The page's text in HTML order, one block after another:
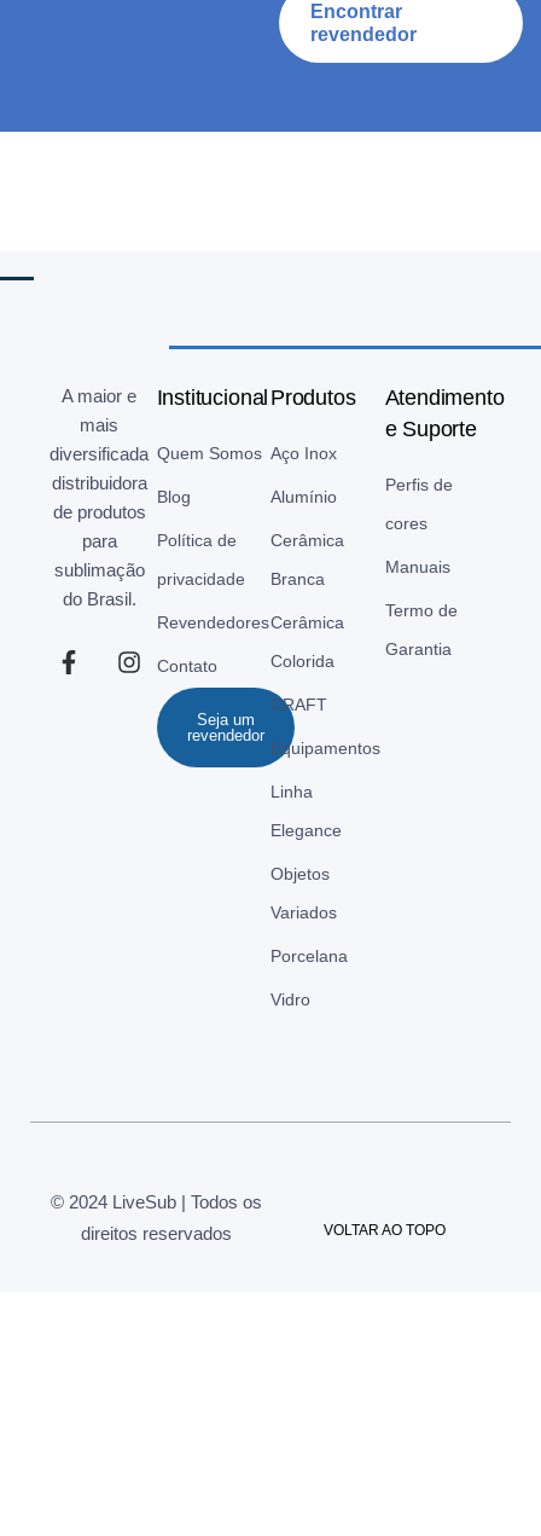
Encontrar
revendedor
A maior e
mais
diversificada
distribuidora
de produtos
para
sublimação
do Brasil.
Institucional
Quem Somos
Blog
Política de
privacidade
Revendedores
Contato
Seja um
revendedor
Produtos
Aço Inox
Alumínio
Cerâmica
Branca
Cerâmica
Colorida
CRAFT
Equipamentos
Linha
Elegance
Objetos
Variados
Porcelana
Vidro
Atendimento
e Suporte
Perfis de
cores
Manuais
Termo de
Garantia
© 2024 LiveSub | Todos os
direitos reservados
VOLTAR AO TOPO